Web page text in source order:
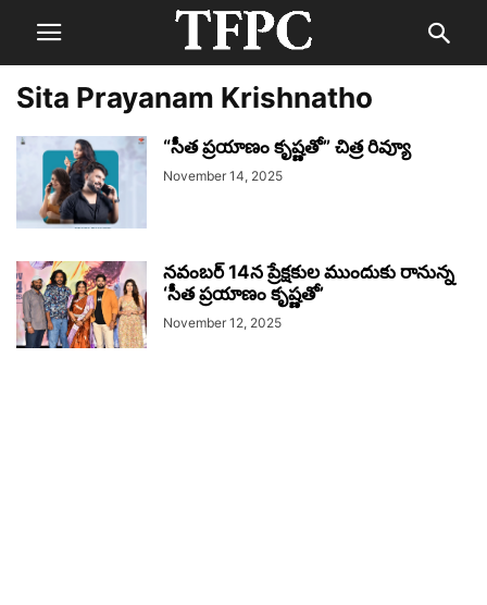
Sita Prayanam Krishnatho
“సీత ప్రయాణం కృష్ణతో” చిత్ర రివ్యూ
November 14, 2025
నవంబర్ 14న ప్రేక్షకుల ముందుకు రానున్న
‘సీత ప్రయాణం కృష్ణతో’
November 12, 2025